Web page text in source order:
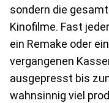
sondern die
Kinofilme. Fast
ein Remake oder
vergangenen
ausgepresst bis
wahnsinnig viel